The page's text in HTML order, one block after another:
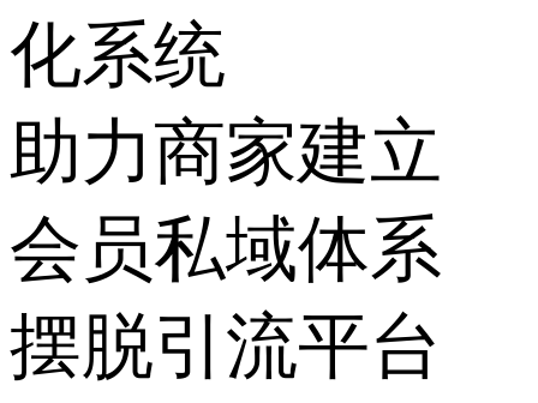
化系统
助力商家建立
会员私域体系
摆脱引流平台